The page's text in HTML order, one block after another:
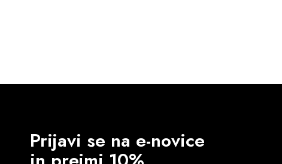
Prijavi se na e-novice